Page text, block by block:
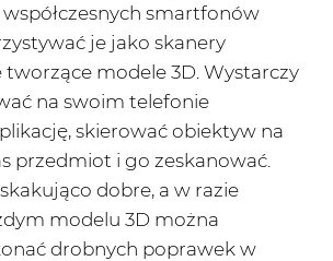
smartfonów
je jako skanery
modele 3D. Wystarczy
na swoim telefonie
skierować obiektyw na
przedmiot i go zeskanować.
dobre, a w razie
modelu 3D można
drobnych poprawek w